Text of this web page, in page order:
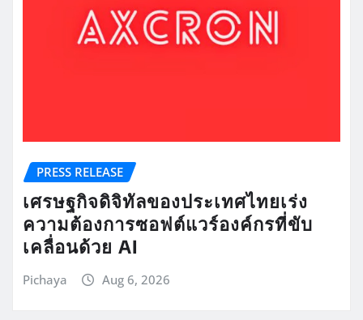
PRESS RELEASE
เศรษฐกิจดิจิทัลของประเทศไทยเร่ง
ความต้องการซอฟต์แวร์องค์กรที่ขับ
เคลื่อนด้วย AI
Pichaya Aug 6, 2026